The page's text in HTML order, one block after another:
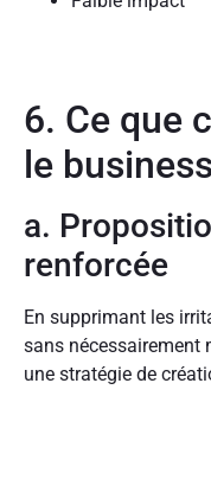
6. Ce que
le
a.
renforcée
En supprimant les
sans nécessairement
une stratégie de